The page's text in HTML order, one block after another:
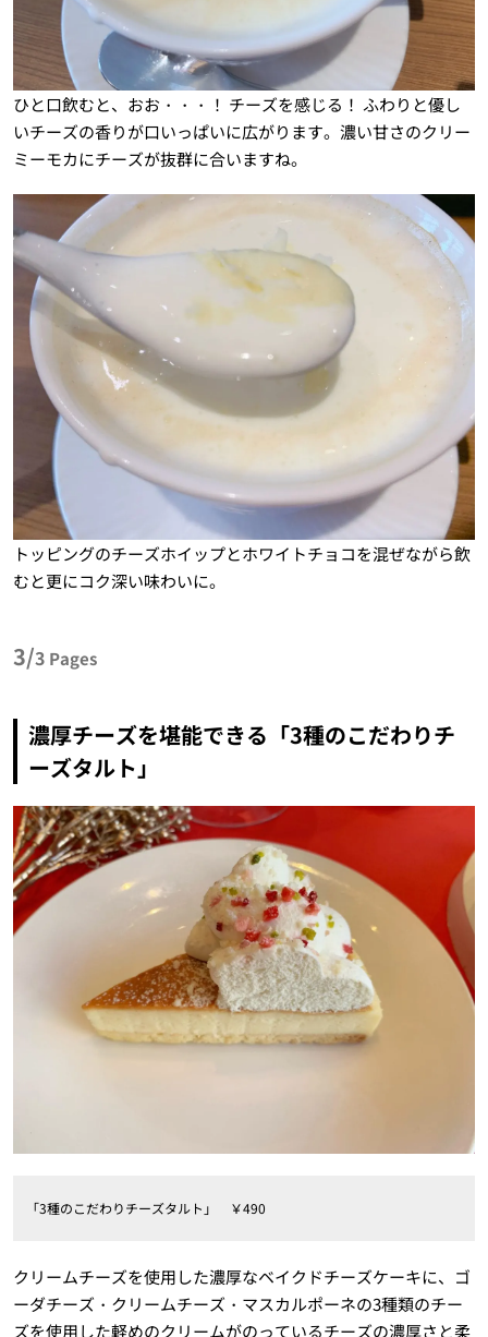
ひと口飲むと、おお・・・！ チーズを感じる！ ふわりと優し
いチーズの香りが口いっぱいに広がります。濃い甘さのクリー
ミーモカにチーズが抜群に合いますね。
トッピングのチーズホイップとホワイトチョコを混ぜながら飲
むと更にコク深い味わいに。
3/3 Pages
濃厚チーズを堪能できる「3種のこだわりチ
ーズタルト」
「3種のこだわりチーズタルト」 ￥490
クリームチーズを使用した濃厚なベイクドチーズケーキに、ゴ
ーダチーズ・クリームチーズ・マスカルポーネの3種類のチー
ズを使用した軽めのクリームがのっているチーズの濃厚さと柔